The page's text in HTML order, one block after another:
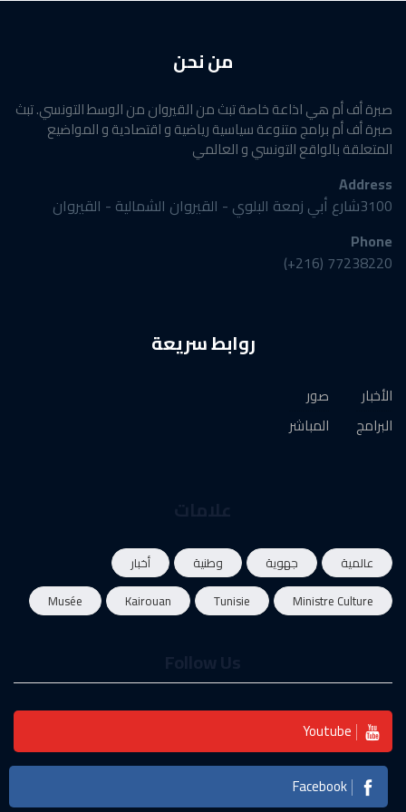
من نحن
صبرة أف أم هي اذاعة خاصة تبث من القيروان من الوسط التونسي. تبث
صبرة أف أم برامج متنوعة سياسية رياضية و اقتصادية و المواضيع
المتعلقة بالواقع التونسي و العالمي
Address
3100شارع أبي زمعة البلوي - القيروان الشمالية - القيروان
Phone
77238220 (216+)
روابط سريعة
الأخبار
البرامج
صور
المباشر
عالمية جهوية وطنية
أخبار
Ministre Culture
Tunisie
Kairouan
Musée
Youtube
Facebook